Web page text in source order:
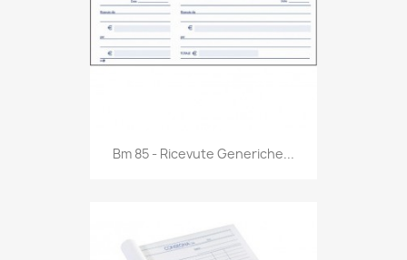
Anteprima
Bm 85 - Ricevute Generiche...